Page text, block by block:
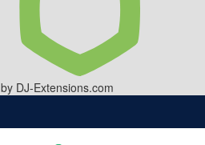
by DJ-Extensions.com